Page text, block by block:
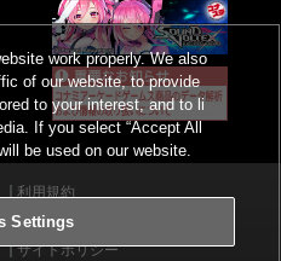
利用規約
外部送信について
サイトポリシー
work properly. We also
of our website, to provide
to your interest, and to li
If you select “Accept All
be used on our website.
Settings